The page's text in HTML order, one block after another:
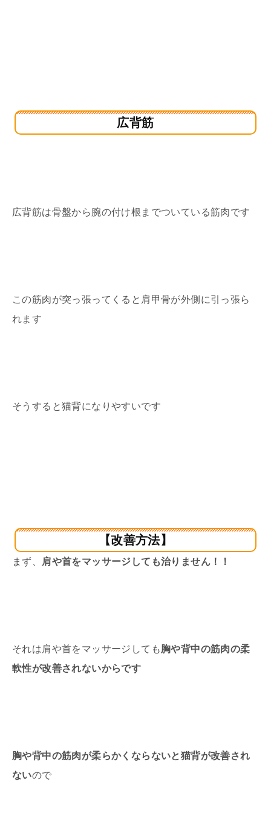
広背筋
広背筋は骨盤から腕の付け根までついている筋肉です
この筋肉が突っ張ってくると肩甲骨が外側に引っ張ら
れます
そうすると猫背になりやすいです
【改善方法】
まず、 肩や首をマッサージしても治りません！！
それは肩や首をマッサージしても胸や背中の筋肉の柔
軟性が改善されないからです
胸や背中の筋肉が柔らかくならないと猫背が改善され
ないので